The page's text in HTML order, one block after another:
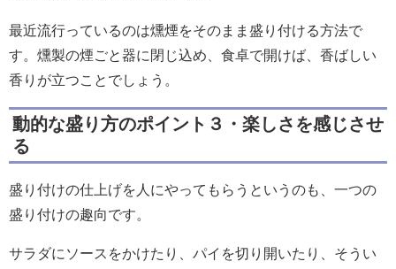
最近流行っているのは燻煙をそのまま盛り付ける方法で
す。燻製の煙ごと器に閉じ込め、食卓で開けば、香ばしい
香りが立つことでしょう。
動的な盛り方のポイント３・楽しさを感じさせ
る
盛り付けの仕上げを人にやってもらうというのも、一つの
盛り付けの趣向です。
サラダにソースをかけたり、パイを切り開いたり、そうい